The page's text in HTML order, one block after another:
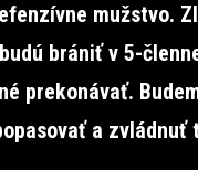
mužstvo.
brániť v 5-
prekonávať.
a zvládnuť